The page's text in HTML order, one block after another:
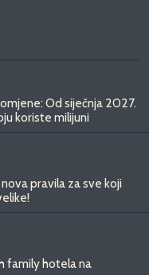
Od siječnja 2027.
koriste milijuni
pravila za sve koji
family hotela na